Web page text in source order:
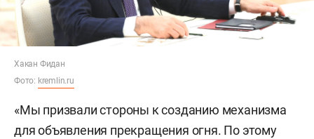
Хакан Фидан
Фото: kremlin.ru
«Мы призвали стороны к созданию механизма
для объявления прекращения огня. По этому